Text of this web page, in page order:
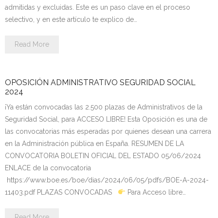
Personalidad Jurídica PROPIA
- Qué se entiende por CONSOLIDACIÓN y por
TIENDA Test PDF
CONVOCATORIAS
- TEST de Auxilio Judicial 2026
- OPOSICIÓN Tramitación procesal y Administrativa –
2025
admitidas y excluidas. Este es un paso clave en el proceso
selectivo, y en este artículo te explico de…
Read More
OPOSICIÓN ADMINISTRATIVO SEGURIDAD SOCIAL
2024
¡Ya están convocadas las 2.500 plazas de Administrativos de la
Seguridad Social, para ACCESO LIBRE! Esta Oposición es una de
las convocatorias más esperadas por quienes desean una carrera
en la Administración pública en España. RESUMEN DE LA
CONVOCATORIA BOLETIN OFICIAL DEL ESTADO 05/06/2024
ENLACE de la convocatoria
https://www.boe.es/boe/dias/2024/06/05/pdfs/BOE-A-2024-
11403.pdf PLAZAS CONVOCADAS
​ Para Acceso libre…